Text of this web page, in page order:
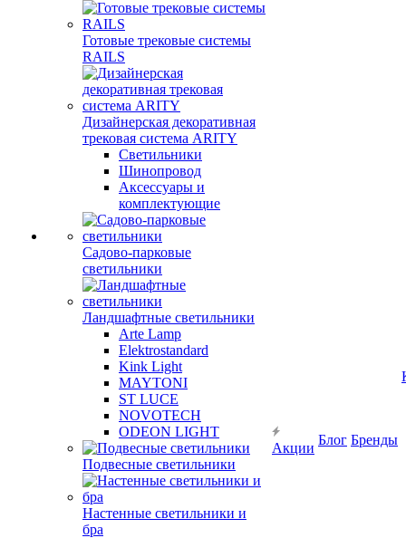
Готовые трековые системы
RAILS
Дизайнерская декоративная
трековая система ARITY
Светильники
Шинопровод
Аксессуары и
комплектующие
Садово-парковые
светильники
Ландшафтные светильники
Arte Lamp
Elektrostandard
Kink Light
MAYTONI
ST LUCE
NOVOTECH
ODEON LIGHT
Подвесные светильники
Настенные светильники и
бра
Акции
Блог Бренды